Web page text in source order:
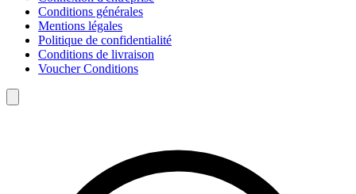
Conditions générales
Mentions légales
Politique de confidentialité
Conditions de livraison
Voucher Conditions